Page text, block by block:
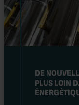
DE
PLUS LOIN